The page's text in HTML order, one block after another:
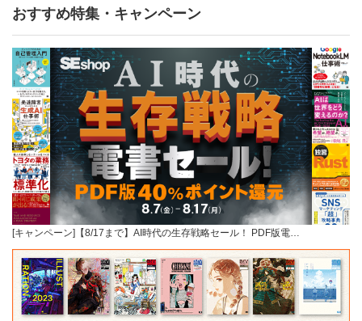
おすすめ特集・キャンペーン
[キャンペーン]【8/17まで】AI時代の生存戦略セール！ PDF版電…